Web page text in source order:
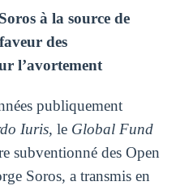
à la source de
des
l’avortement
publiquement
Iuris, le Global Fund
subventionné des Open
Soros, a transmis en